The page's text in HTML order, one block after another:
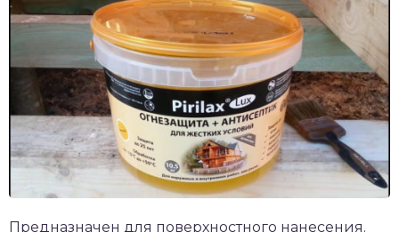
Предназначен для поверхностного нанесения.